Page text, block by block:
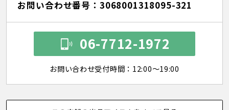
お問い合わせ番号：3068001318095-321
06-7712-1972
お問い合わせ受付時間：12:00～19:00